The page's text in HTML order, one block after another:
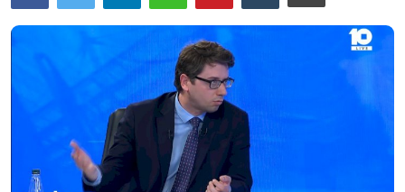
SHOWBIZ
SPORT
SHENDETI
Gallery